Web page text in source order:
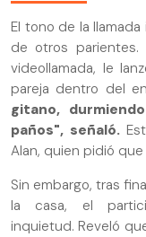
El tono de la
de otros
videollamada, le
pareja dentro del
gitano,
paños", señaló.
Alan, quien pidió
Sin embargo, tras
la casa, el
inquietud. Reveló